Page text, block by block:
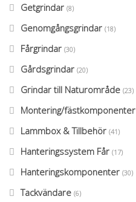
Getgrindar (8)
Genomgångsgrindar (18)
Fårgrindar (30)
Gårdsgrindar (20)
Grindar till Naturområde (23)
Montering/fästkomponenter
Lammbox & Tillbehör (41)
Hanteringssystem Får (17)
Hanteringskomponenter (30)
Tackvändare (6)